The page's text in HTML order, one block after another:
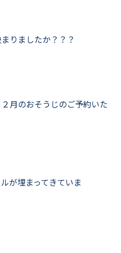
りましたか？？？
月のおそうじのご予約いた
が埋まってきていま